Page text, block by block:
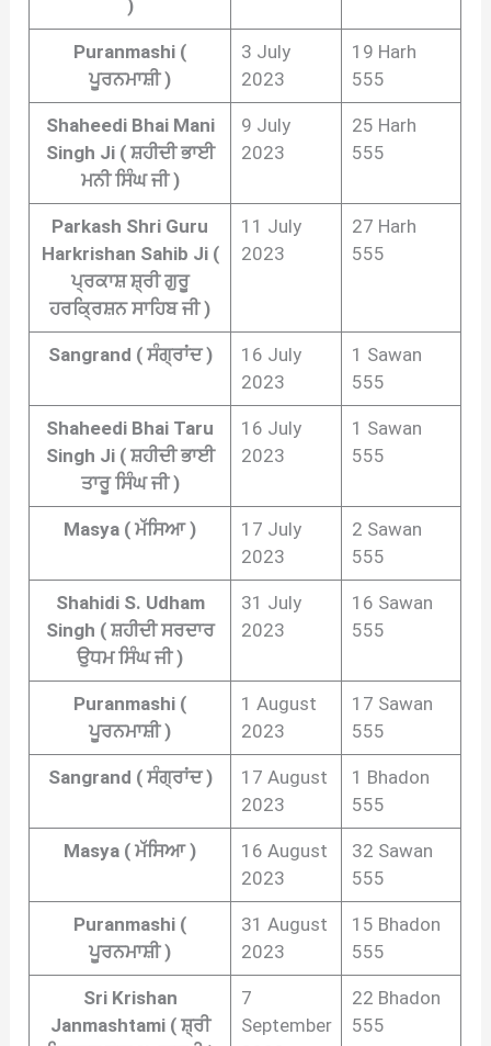
)
Puranmashi (
ਪੂਰਨਮਾਸ਼ੀ )
3 July
2023
19 Harh
555
Shaheedi Bhai Mani
Singh Ji ( ਸ਼ਹੀਦੀ ਭਾਈ
ਮਨੀ ਸਿੰਘ ਜੀ )
9 July
2023
25 Harh
555
Parkash Shri Guru
Harkrishan Sahib Ji (
ਪ੍ਰਕਾਸ਼ ਸ਼੍ਰੀ ਗੁਰੂ
ਹਰਕ੍ਰਿਸ਼ਨ ਸਾਹਿਬ ਜੀ )
11 July
2023
27 Harh
555
Sangrand ( ਸੰਗ੍ਰਾਂਦ )
16 July
2023
1 Sawan
555
Shaheedi Bhai Taru
Singh Ji ( ਸ਼ਹੀਦੀ ਭਾਈ
ਤਾਰੂ ਸਿੰਘ ਜੀ )
16 July
2023
1 Sawan
555
Masya ( ਮੱਸਿਆ )
17 July
2023
2 Sawan
555
Shahidi S. Udham
Singh ( ਸ਼ਹੀਦੀ ਸਰਦਾਰ
ਉਧਮ ਸਿੰਘ ਜੀ )
31 July
2023
16 Sawan
555
Puranmashi (
ਪੂਰਨਮਾਸ਼ੀ )
1 August
2023
17 Sawan
555
Sangrand ( ਸੰਗ੍ਰਾਂਦ )
17 August
2023
1 Bhadon
555
Masya ( ਮੱਸਿਆ )
16 August
2023
32 Sawan
555
Puranmashi (
ਪੂਰਨਮਾਸ਼ੀ )
31 August
2023
15 Bhadon
555
Sri Krishan
Janmashtami ( ਸ਼੍ਰੀ
7
September
22 Bhadon
555